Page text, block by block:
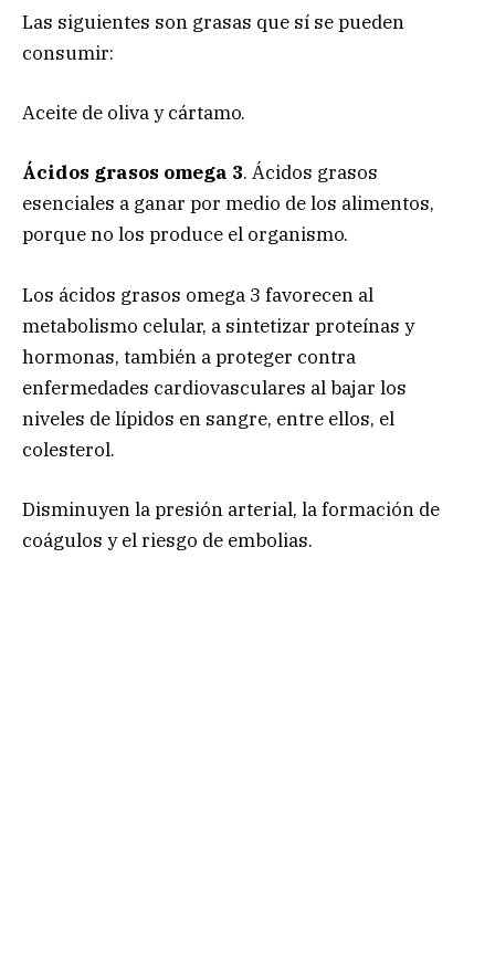
Las siguientes son grasas que sí se pueden
consumir:
Aceite de oliva y cártamo.
Ácidos grasos omega 3. Ácidos grasos
esenciales a ganar por medio de los alimentos,
porque no los produce el organismo.
Los ácidos grasos omega 3 favorecen al
metabolismo celular, a sintetizar proteínas y
hormonas, también a proteger contra
enfermedades cardiovasculares al bajar los
niveles de lípidos en sangre, entre ellos, el
colesterol.
Disminuyen la presión arterial, la formación de
coágulos y el riesgo de embolias.